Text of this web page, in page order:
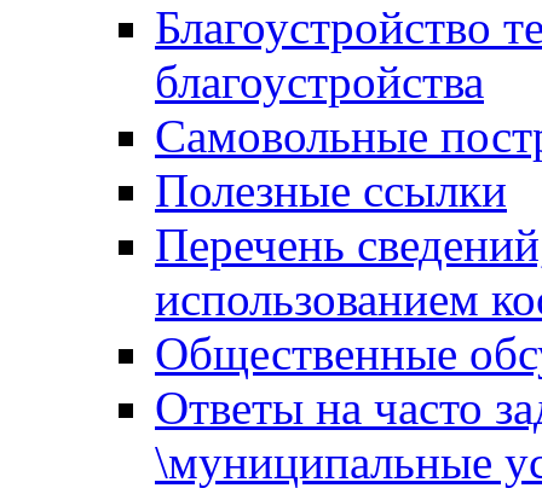
Благоустройство
благоустройства
Самовольные
Полезные ссылки
Перечень
использованием
Общественные
Ответы на часто
\муниципальные